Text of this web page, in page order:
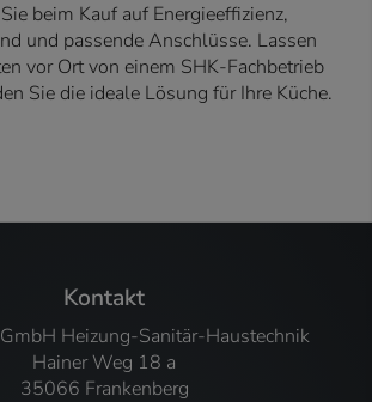
beim Kauf auf Energieeffizienz,
und passende Anschlüsse. Lassen
vor Ort von einem SHK-Fachbetrieb
Sie die ideale Lösung für Ihre Küche.
und Öffnungszeiten
Kontakt
Heizung-Sanitär-Haustechnik
Hainer Weg 18 a
35066 Frankenberg